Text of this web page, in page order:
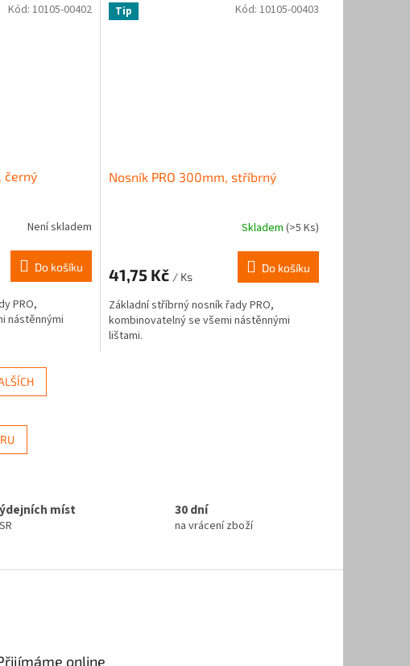
černý
Není skladem
Do košíku
PRO,
nástěnnými
Kód: 10105-00402 Tip
Nosník PRO 300mm, stříbrný
Skladem (>5 Ks)
41,75 Kč / Ks
Do košíku
Základní stříbrný nosník řady PRO,
kombinovatelný se všemi nástěnnými
lištami.
Kód: 10105-00403
míst 30 dní
na vrácení zboží
online